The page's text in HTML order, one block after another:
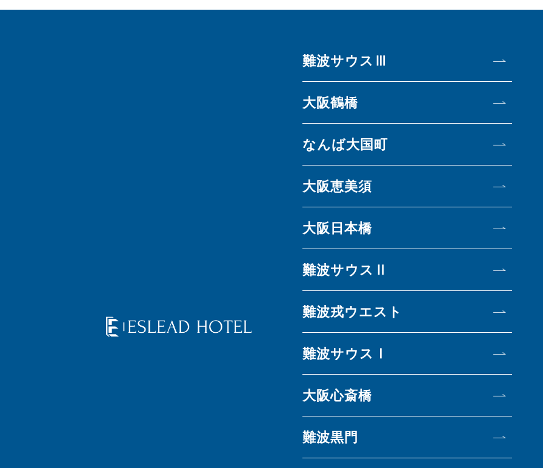
難波サウスⅢ
大阪鶴橋
なんば大国町
大阪恵美須
大阪日本橋
難波サウスⅡ
難波戎ウエスト
難波サウスⅠ
大阪心斎橋
難波黒門